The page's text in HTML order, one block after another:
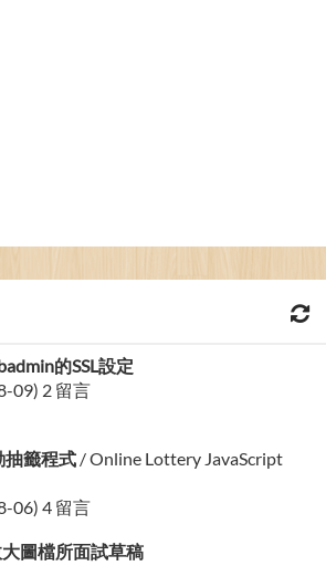
的SSL設定
09) 2 留言
抽籤程式 / Online Lottery JavaScript
06) 4 留言
圖檔所面試草稿